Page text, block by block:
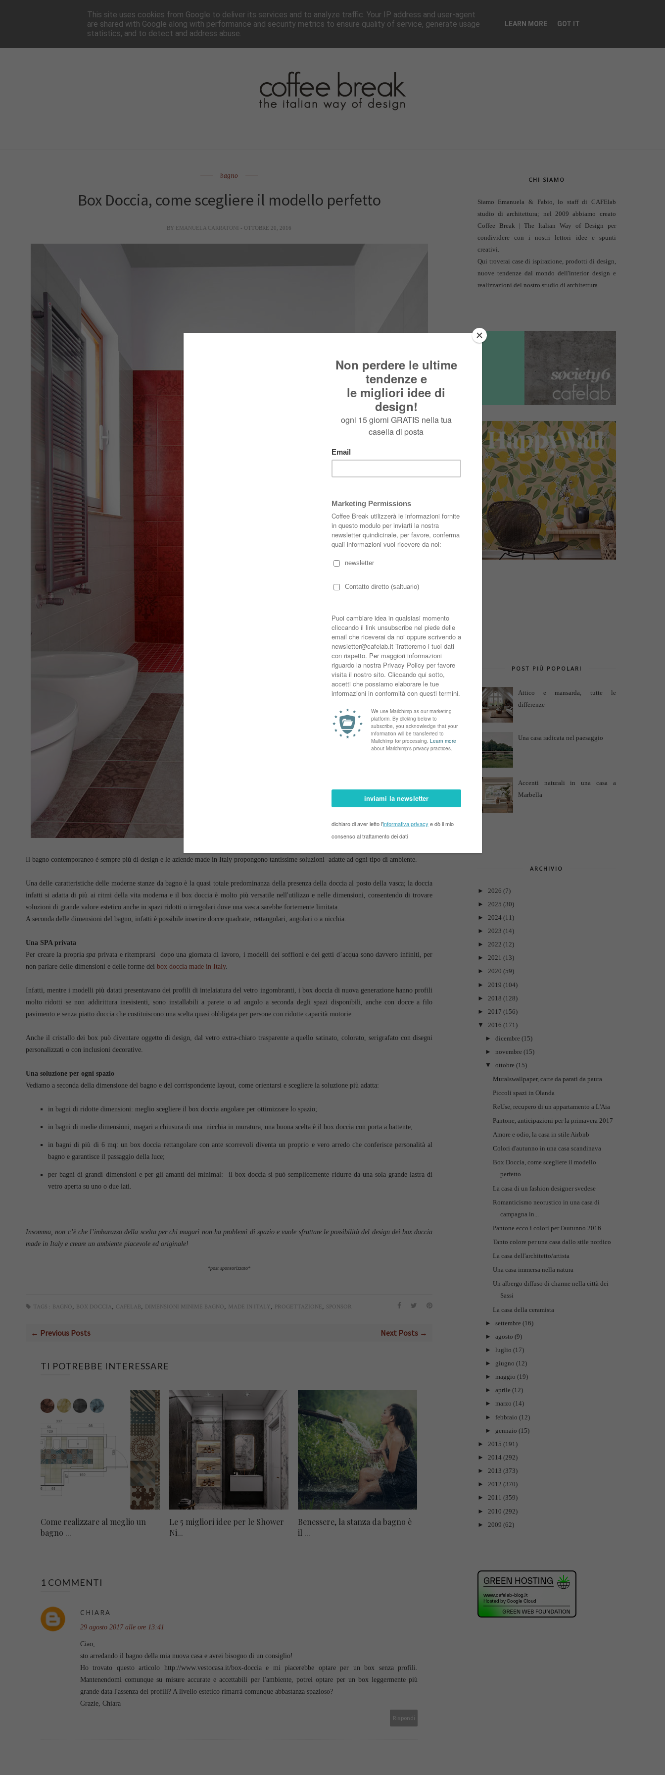
HOME NEWSLETTER CHI SIAMO▼ PAGINE▼ COLLABORA PRESS CONTATTI
bagno
Box Doccia, come scegliere il modello perfetto
BY EMANUELA CARRATONI - OTTOBRE 20, 2016
Il bagno contemporaneo è sempre più di design e le aziende made in Italy propongono tantissime soluzioni adatte ad ogni tipo di ambiente.
Una delle caratteristiche delle moderne stanze da bagno è la quasi totale predominanza della presenza della doccia al posto della vasca; la doccia
infatti si adatta di più ai ritmi della vita moderna e il box doccia è molto più versatile nell'utilizzo e nelle dimensioni, consentendo di trovare
soluzioni di grande valore estetico anche in spazi ridotti o irregolari dove una vasca sarebbe fortemente limitata.
A seconda delle dimensioni del bagno, infatti è possibile inserire docce quadrate, rettangolari, angolari o a nicchia.
Una SPA privata
Per creare la propriaspaprivata e ritemprarsi dopo una giornata di lavoro, i modelli dei soffioni e dei getti d’acqua sono davvero infiniti, per
non parlare delle dimensioni e delle forme dei box doccia made in Italy.
Infatti, mentre i modelli più datati presentavano dei profili di intelaiatura del vetro ingombranti, i box doccia di nuova generazione hanno profili
molto ridotti se non addirittura inesistenti, sono installabili a parete o ad angolo a seconda degli spazi disponibili, anche con docce a filo
pavimento e senza piatto doccia che costituiscono una scelta quasi obbligata per persone con ridotte capacità motorie.
Anche il cristallo dei box può diventare oggetto di design, dal vetro extra-chiaro trasparente a quello satinato, colorato, serigrafato con disegni
personalizzati o con inclusioni decorative.
Una soluzione per ogni spazio
Vediamo a seconda della dimensione del bagno e del corrispondente layout, come orientarsi e scegliere la soluzione più adatta:
in bagni di ridotte dimensioni: meglio scegliere il box doccia angolare per ottimizzare lo spazio;
in bagni di medie dimensioni, magari a chiusura di una nicchia in muratura, una buona scelta è il box doccia con porta a battente;
in bagni di più di 6 mq: un box doccia rettangolare con ante scorrevoli diventa un proprio e vero arredo che conferisce personalità al
bagno e garantisce il passaggio della luce;
per bagni di grandi dimensioni e per gli amanti del minimal: il box doccia si può semplicemente ridurre da una sola grande lastra di
vetro aperta su uno o due lati.
Insomma, non c’è che l’imbarazzo della scelta per chi magari non ha problemi di spazio e vuole sfruttare le possibilità del design dei box doccia
made in Italy e creare un ambiente piacevole ed originale!
*post sponsorizzato*
TAGS : BAGNO, BOX DOCCIA, CAFELAB, DIMENSIONI MINIME BAGNO, MADE IN ITALY , PROGETTAZIONE, SPONSOR
← Previous Posts Next Posts →
TI POTREBBE INTERESSARE
Come realizzare al meglio un
bagno ...
Le 5 migliori idee per le Shower
Ni...
Benessere, la stanza da bagno è
il ...
1 COMMENTI
CHIARA
29 agosto 2017 alle ore 13:41
Ciao,
sto arredando il bagno della mia nuova casa e avrei bisogno di un consiglio!
Ho trovato questo articolo http://www.vestocasa.it/box-doccia e mi piacerebbe optare per un box senza profili.
Mantenendomi comunque su misure accurate e accettabili per l'ambiente, potrei optare per un box leggermente più
grande data l'assenza dei profili? A livello estetico rimarrà comunque abbastanza spazioso?
Grazie, Chiara
Rispondi
CHI SIAMO
Siamo Emanuela & Fabio, lo staff di CAFElab
studio di architettura; nel 2009 abbiamo creato
Coffee Break | The Italian Way of Design per
condividere con i nostri lettori idee e spunti
creativi.
Qui troverai case di ispirazione, prodotti di design,
nuove tendenze dal mondo dell'interior design e
realizzazioni del nostro studio di architettura
POST PIÙ POPOLARI
Attico e mansarda, tutte le
differenze
Una casa radicata nel paesaggio
Accenti naturali in una casa a
Marbella
ARCHIVIO
► 2026 (7)
► 2025 (30)
► 2024 (11)
► 2023 (14)
► 2022 (12)
► 2021 (13)
► 2020 (59)
► 2019 (104)
► 2018 (128)
► 2017 (156)
▼
2016 (171)
► dicembre (15)
► novembre (15)
▼
ottobre (15)
Muralswallpaper, carte da parati da paura
Piccoli spazi in Olanda
ReUse, recupero di un appartamento a L'Aia
Pantone, anticipazioni per la primavera 2017
Amore e odio, la casa in stile Airbnb
Colori d'autunno in una casa scandinava
Box Doccia, come scegliere il modello
perfetto
La casa di un fashion designer svedese
Romanticismo neorustico in una casa di
campagna in...
Pantone ecco i colori per l'autunno 2016
Tanto colore per una casa dallo stile nordico
La casa dell'architetto/artista
Una casa immersa nella natura
Un albergo diffuso di charme nella città dei
Sassi
La casa della ceramista
► settembre (16)
► agosto (9)
► luglio (17)
► giugno (12)
► maggio (19)
► aprile (12)
► marzo (14)
► febbraio (12)
► gennaio (15)
► 2015 (191)
► 2014 (292)
► 2013 (373)
► 2012 (370)
► 2011 (359)
► 2010 (292)
► 2009 (62)
This site uses cookies from Google to deliver its services and to analyze traffic. Your IP address and user-agent
are shared with Google along with performance and security metrics to ensure quality of service, generate usage
statistics, and to detect and address abuse.
LEARN MORE GOT IT